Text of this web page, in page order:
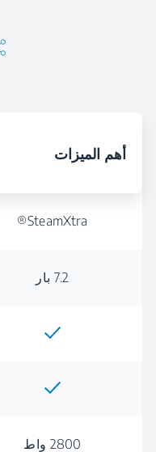
أهم الميزات
SteamXtra®
7.2 بار
2800 واط